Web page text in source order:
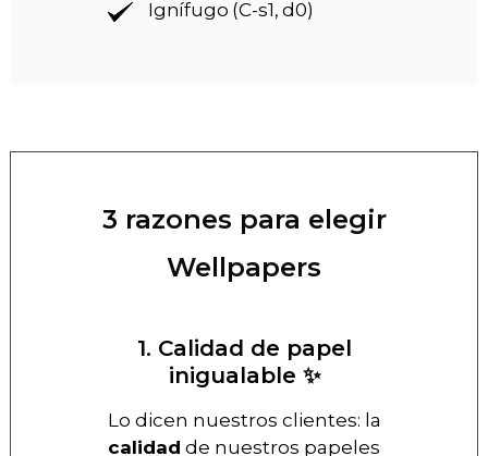
Ignífugo (C-s1, d0)
3 razones para elegir
Wellpapers
1. Calidad de papel
inigualable ✨
Lo dicen nuestros clientes: la
calidad de nuestros papeles